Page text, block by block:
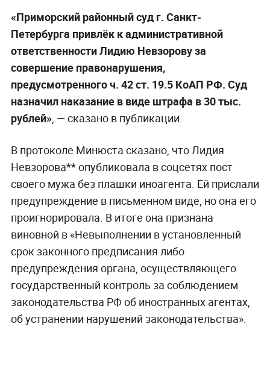
«Приморский районный суд г. Санкт-
Петербурга привлёк к административной
ответственности Лидию Невзорову за
совершение правонарушения,
предусмотренного ч. 42 ст. 19.5 КоАП РФ. Суд
назначил наказание в виде штрафа в 30 тыс.
рублей», — сказано в публикации.
В протоколе Минюста сказано, что Лидия
Невзорова** опубликовала в соцсетях пост
своего мужа без плашки иноагента. Ей прислали
предупреждение в письменном виде, но она его
проигнорировала. В итоге она признана
виновной в «Невыполнении в установленный
срок законного предписания либо
предупреждения органа, осуществляющего
государственный контроль за соблюдением
законодательства РФ об иностранных агентах,
об устранении нарушений законодательства».